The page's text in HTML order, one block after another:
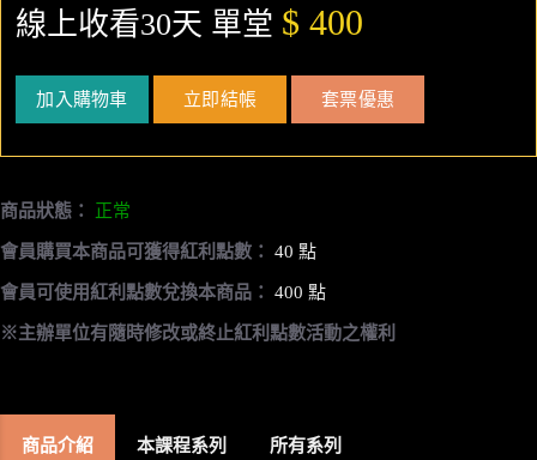
線上收看30天 單堂 $ 400
加入購物車 立即結帳 套票優惠
商品狀態： 正常
會員購買本商品可獲得紅利點數： 40 點
會員可使用紅利點數兌換本商品： 400 點
※主辦單位有隨時修改或終止紅利點數活動之權利
商品介紹 本課程系列 所有系列